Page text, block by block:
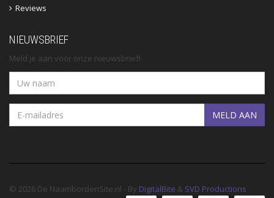
Reviews
NIEUWSBRIEF
Meld je aan voor onze nieuwsbrief!
MELD AAN
© 2026 De NaambordenSite.nl - By DigitalBite & SVD Productions